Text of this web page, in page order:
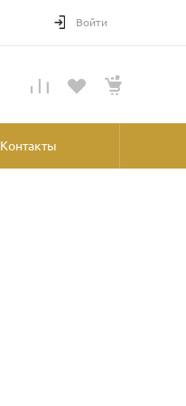
Войти
Контакты